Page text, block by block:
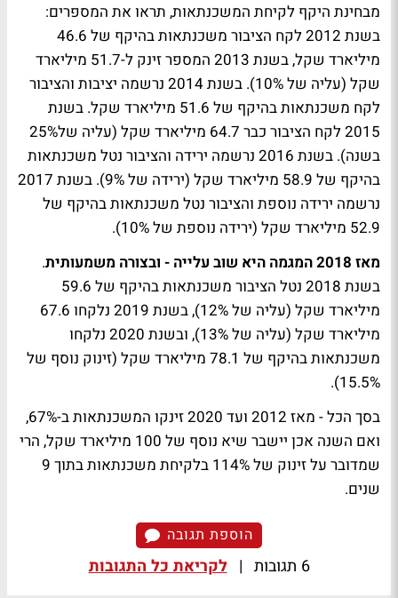
מבחינת היקף לקיחת המשכנתאות, תראו את המספרים:
בשנת 2012 לקח הציבור משכנתאות בהיקף של 46.6
מיליארד שקל, בשנת 2013 המספר זינק ל-51.7 מיליארד
שקל (עליה של 10%). בשנת 2014 נרשמה יציבות והציבור
לקח משכנתאות בהיקף של 51.6 מיליארד שקל. בשנת
2015 לקח הציבור כבר 64.7 מיליארד שקל (עליה של25%
בשנה). בשנת 2016 נרשמה ירידה והציבור נטל משכנתאות
בהיקף של 58.9 מיליארד שקל (ירידה של 9%). בשנת 2017
נרשמה ירידה נוספת והציבור נטל משכנתאות בהיקף של
52.9 מיליארד שקל (ירידה נוספת של 10%).
מאז 2018 המגמה היא שוב עלייה - ובצורה משמעותית
.
בשנת 2018 נטל הציבור משכנתאות בהיקף של 59.6
מיליארד שקל (עליה של 12%), בשנת 2019 נלקחו 67.6
מיליארד שקל (עליה של 13%), ובשנת 2020 נלקחו
משכנתאות בהיקף של 78.1 מיליארד שקל (זינוק נוסף של
15.5%).
בסך הכל - מאז 2012 ועד 2020 זינקו המשכנתאות ב-67%,
ואם השנה אכן יישבר שיא נוסף של 100 מיליארד שקל, הרי
שמדובר על זינוק של 114% בלקיחת משכנתאות בתוך 9
שנים.
הוספת תגובה
6 תגובות | לקריאת כל התגובות